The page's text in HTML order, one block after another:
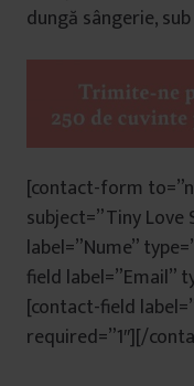
dungă sângerie,
[contact-form
subject=”Tiny
label=”Nume”
field label=”Email”
[contact-field
required=”1″][/